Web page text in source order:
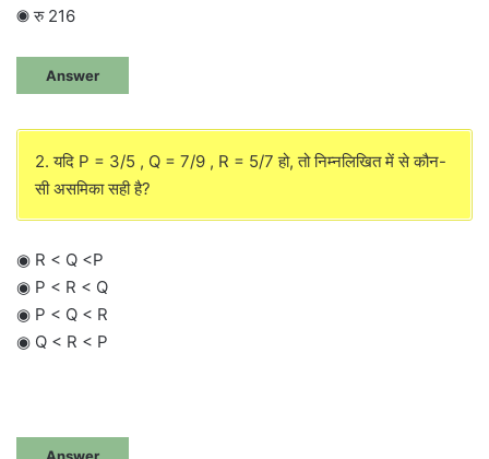
◉ रु 216
Answer
2. यदि P = 3/5 , Q = 7/9 , R = 5/7 हो, तो निम्नलिखित में से कौन-
सी असमिका सही है?
◉ R < Q <P
◉ P < R < Q
◉ P < Q < R
◉ Q < R < P